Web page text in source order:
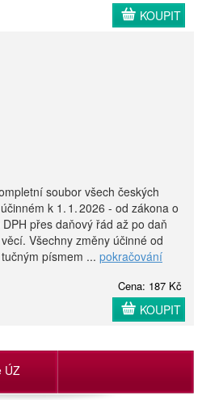
KOUPIT
soubor všech českých
k 1. 1. 2026 - od zákona o
přes daňový řád až po daň
Všechny změny účinné od
písmem ... pokračování
Cena: 187 Kč
KOUPIT
ÚZ